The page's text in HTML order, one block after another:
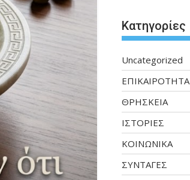
Kατηγορίες
Uncategorized
ΕΠΙΚΑΙΡΟΤΗΤΑ
ΘΡΗΣΚΕΙΑ
ΙΣΤΟΡΙΕΣ
ΚΟΙΝΩΝΙΚΑ
ΣΥΝΤΑΓΕΣ